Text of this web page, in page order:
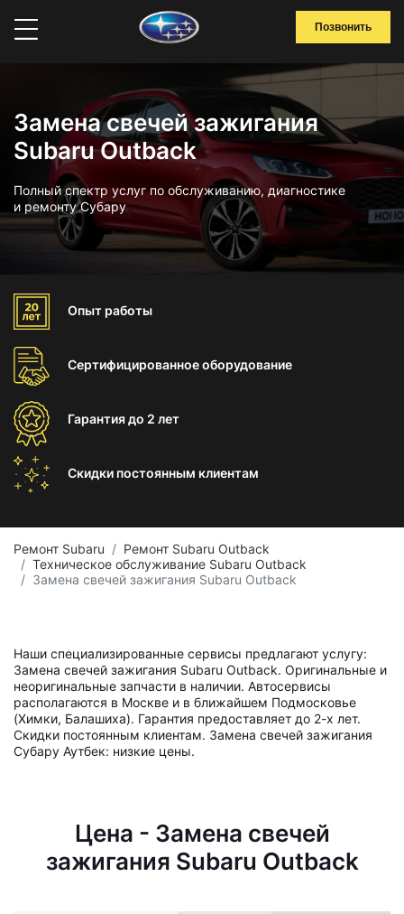
Позвонить
Замена свечей зажигания
Subaru Outback
Полный спектр услуг по обслуживанию, диагностике
и ремонту Субару
Опыт работы
Сертифицированноеоборудование
Гарантиядо 2 лет
Скидки постоянным клиентам
Ремонт Subaru
Ремонт Subaru Outback
Техническое обслуживание Subaru Outback
Замена свечей зажигания Subaru Outback
Наши специализированные сервисы предлагают услугу:
Замена свечей зажигания Subaru Outback. Оригинальные и
неоригинальные запчасти в наличии. Автосервисы
располагаются в Москве и в ближайшем Подмосковье
(Химки, Балашиха). Гарантия предоставляет до 2-х лет.
Скидки постоянным клиентам. Замена свечей зажигания
Субару Аутбек: низкие цены.
Цена - Замена свечей
зажигания Subaru Outback